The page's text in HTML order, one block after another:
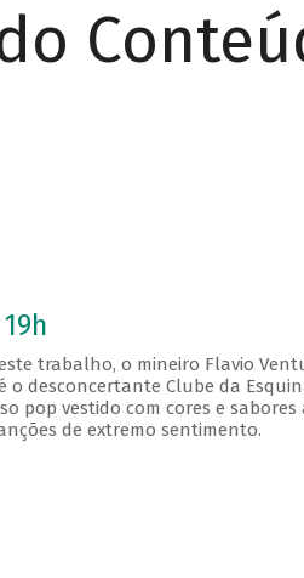
trabalho, o mineiro Flavio
o desconcertante Clube da
pop vestido com cores e
de extremo sentimento.